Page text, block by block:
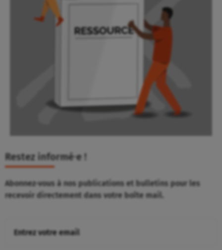
Restez informé⸱e !
Abonnez-vous à nos publications et bulletins pour les
recevoir directement dans votre boîte mail.